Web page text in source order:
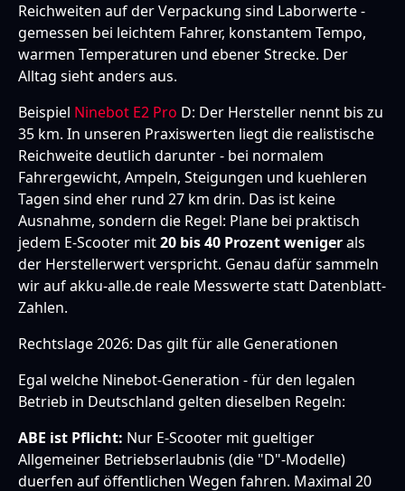
Reichweiten auf der Verpackung sind Laborwerte -
gemessen bei leichtem Fahrer, konstantem Tempo,
warmen Temperaturen und ebener Strecke. Der
Alltag sieht anders aus.
Beispiel Ninebot E2 Pro D: Der Hersteller nennt bis zu
35 km. In unseren Praxiswerten liegt die realistische
Reichweite deutlich darunter - bei normalem
Fahrergewicht, Ampeln, Steigungen und kuehleren
Tagen sind eher rund 27 km drin. Das ist keine
Ausnahme, sondern die Regel: Plane bei praktisch
jedem E-Scooter mit20 bis 40 Prozent wenigerals
der Herstellerwert verspricht. Genau dafür sammeln
wir auf akku-alle.de reale Messwerte statt Datenblatt-
Zahlen.
Rechtslage 2026: Das gilt für alle Generationen
Egal welche Ninebot-Generation - für den legalen
Betrieb in Deutschland gelten dieselben Regeln:
ABE ist Pflicht: Nur E-Scooter mit gueltiger
Allgemeiner Betriebserlaubnis (die "D"-Modelle)
duerfen auf öffentlichen Wegen fahren. Maximal 20